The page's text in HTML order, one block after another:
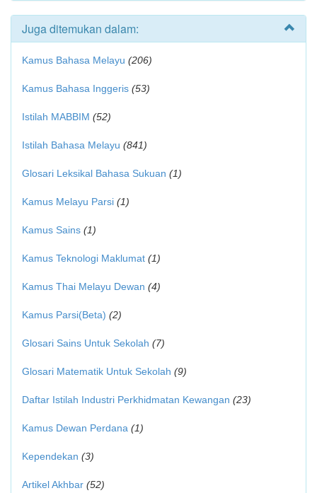
Juga ditemukan dalam:
Kamus Bahasa Melayu (206)
Kamus Bahasa Inggeris (53)
Istilah MABBIM (52)
Istilah Bahasa Melayu (841)
Glosari Leksikal Bahasa Sukuan (1)
Kamus Melayu Parsi (1)
Kamus Sains (1)
Kamus Teknologi Maklumat (1)
Kamus Thai Melayu Dewan (4)
Kamus Parsi(Beta) (2)
Glosari Sains Untuk Sekolah (7)
Glosari Matematik Untuk Sekolah (9)
Daftar Istilah Industri Perkhidmatan Kewangan (23)
Kamus Dewan Perdana (1)
Kependekan (3)
Artikel Akhbar (52)